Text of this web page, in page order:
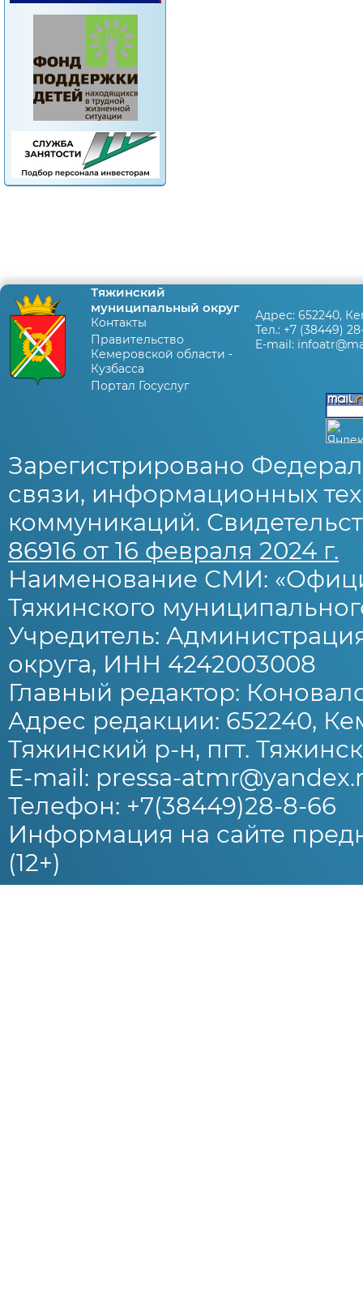
Тяжинский
муниципальный округ
Контакты
Правительство
Кемеровской области -
Кузбасса
Портал Госуслуг
Адрес: 652240,
Тел.: +7 (38449)
E-mail:
Зарегистрировано
связи, информационных
коммуникаций.
86916 от 16 февраля 2024 г.
Наименование СМИ:
Тяжинского
Учредитель:
округа, ИНН 4242003008
Главный редактор:
Адрес редакции: 652240,
Тяжинский р-н, пгт.
E-mail: pressa-
Телефон: +7(38449)28-8-66
Информация на сайте
(12+)